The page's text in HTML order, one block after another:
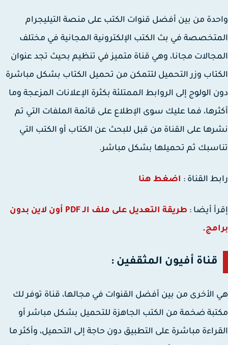
من بين أفضل قنوات الكتب على منصة التيليجرام
في بث الكتب الإلكترونية المجانية في مختلف
مجانا، وهي قناة متميز في تنظيم بحيث تجد عنوان
وزر التحميل لتتمكن من تحميل الكتاب بشكل مباشرة
الولوج إلى الروابط الممتلئة بكثرة الإعلانات المزعجة وما
فما عليك سوى الإطلاع على قائمة الملفات التي تم
على القناة من قبل للبحث عن الكتاب أو الكتب التي
ثم تحميلها بشكل مباشر.
القناة :اضغط هنا
أيضا :
طريقة التعديل على ملف الـ PDF أون لاين بدون
قناة أفيون المثقفين :
الأخرى من بين أفضل القنوات في مجالها، قناة توفر لك
ضخمة من الكتب الجاهزة للتحميل بشكل مباشر أو
مباشرة على التطبيق دون حاجة إلى التحميل، وأكثر ما